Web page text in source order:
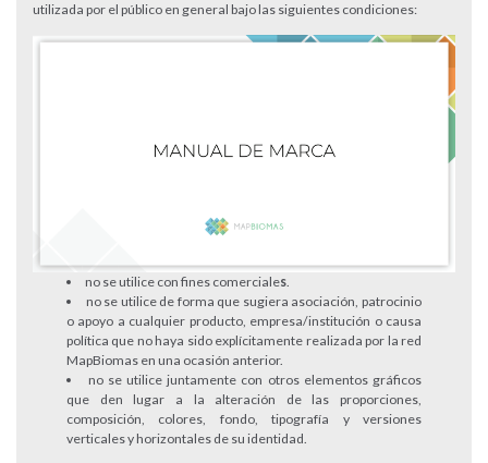
utilizada por el público en general bajo las siguientes condiciones:
no se utilice con fines comerciales
no se utilice de forma que sugiera asociación, patrocinio
o apoyo a cualquier producto, empresa/institución o causa
política que no haya sido explícitamente realizada por la red
MapBiomas en una ocasión anterior.
no se utilice juntamente con otros elementos gráficos
que den lugar a la alteración de las proporciones,
composición, colores, fondo, tipografía y versiones
verticales y horizontales de su identidad.